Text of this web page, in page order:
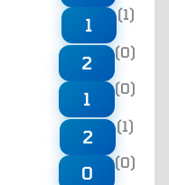
1
(1)
2
(0)
1
(0)
2
(1)
0
(0)